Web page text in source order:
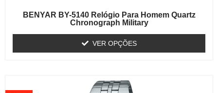
BENYAR BY-5140 Relógio Para Homem Quartz
Chronograph Military
VER OPÇÕES